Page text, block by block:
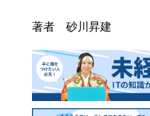
著者 砂川昇建